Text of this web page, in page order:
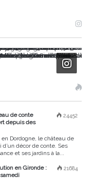
24452
de conte
depuis des
Dordogne, le château de
décor de conte. Ses
et ses jardins à la...
21684
en Gironde :